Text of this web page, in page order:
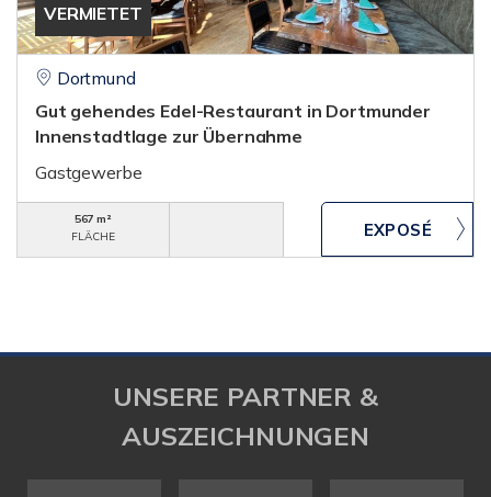
VERMIETET
Dortmund
Gut gehendes Edel-Restaurant in Dortmunder
Innenstadtlage zur Übernahme
Gastgewerbe
567 m²
FLÄCHE
UNSERE PARTNER &
AUSZEICHNUNGEN